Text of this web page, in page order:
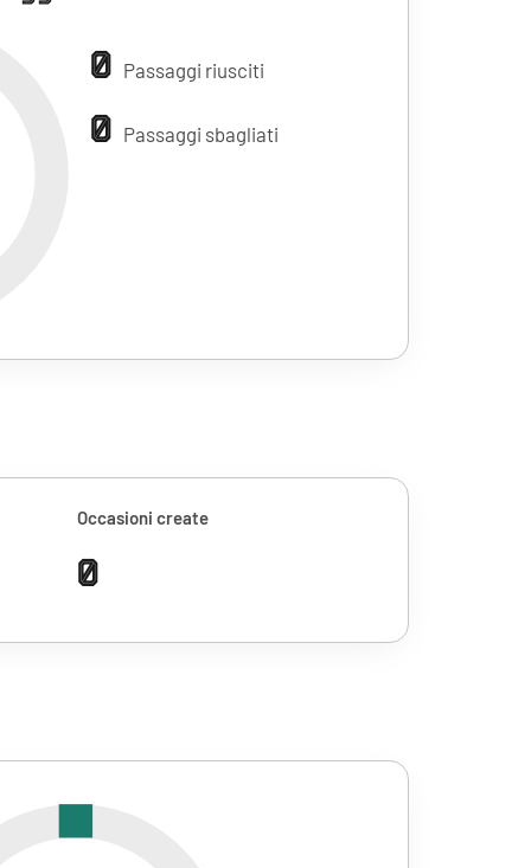
0 Passaggi riusciti
0 Passaggi sbagliati
Occasioni create
0